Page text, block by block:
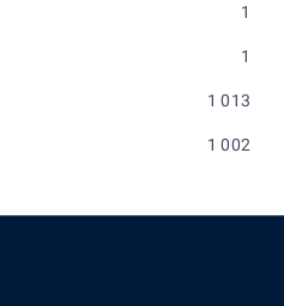
1
1
1 013
1 002